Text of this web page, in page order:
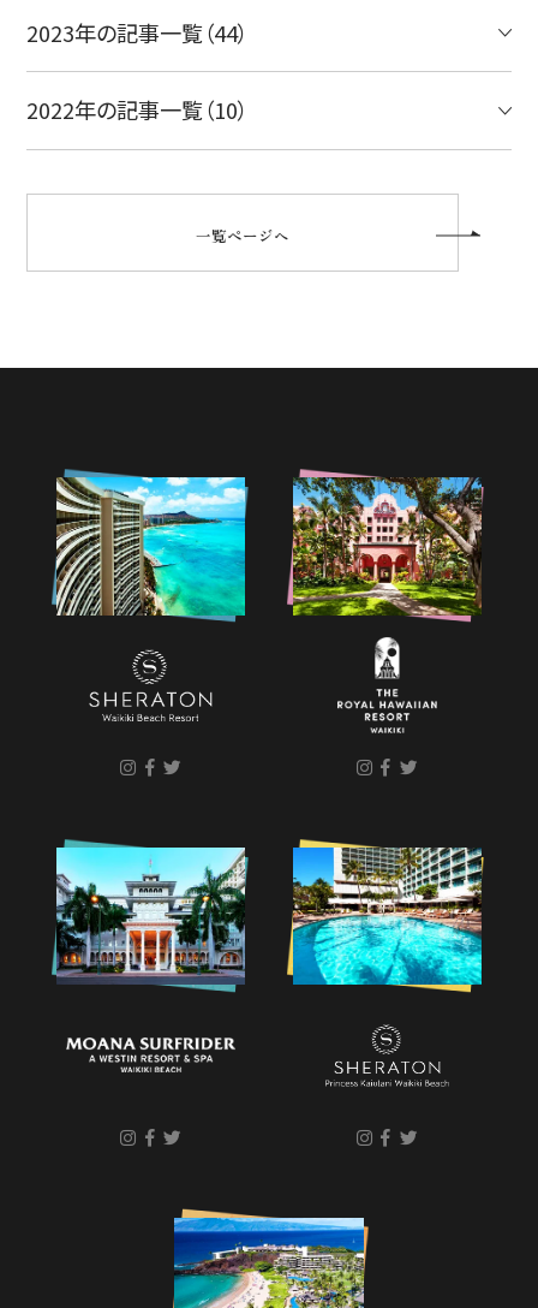
2023年の記事一覧（44）
2022年の記事一覧（10）
一覧ページへ